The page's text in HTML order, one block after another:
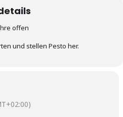
offen
und stellen Pesto her.